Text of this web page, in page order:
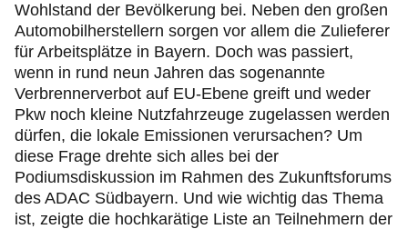
Wohlstand der Bevölkerung bei. Neben den großen
Automobilherstellern sorgen vor allem die Zulieferer
für Arbeitsplätze in Bayern. Doch was passiert,
wenn in rund neun Jahren das sogenannte
Verbrennerverbot auf EU-Ebene greift und weder
Pkw noch kleine Nutzfahrzeuge zugelassen werden
dürfen, die lokale Emissionen verursachen? Um
diese Frage drehte sich alles bei der
Podiumsdiskussion im Rahmen des Zukunftsforums
des ADAC Südbayern. Und wie wichtig das Thema
ist, zeigte die hochkarätige Liste an Teilnehmern der